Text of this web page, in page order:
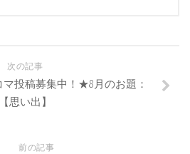
次の記事
投稿募集中！★8月のお題：
【思い出】
前の記事